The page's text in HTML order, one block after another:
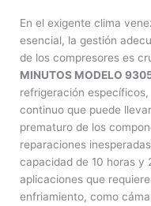
En el exigente clima
esencial, la gestión
de los compresores es
MINUTOS MODELO
refrigeración
continuo que puede
prematuro de los
reparaciones
capacidad de 10 horas y
aplicaciones que
enfriamiento, como